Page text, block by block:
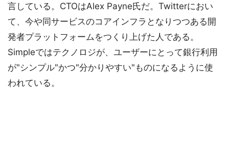
言している。CTOはAlex Payne氏だ。Twitterにおい
て、今や同サービスのコアインフラとなりつつある開
発者プラットフォームをつくり上げた人である。
Simpleではテクノロジが、ユーザーにとって銀行利用
が"シンプル"かつ"分かりやすい"ものになるように使
われている。